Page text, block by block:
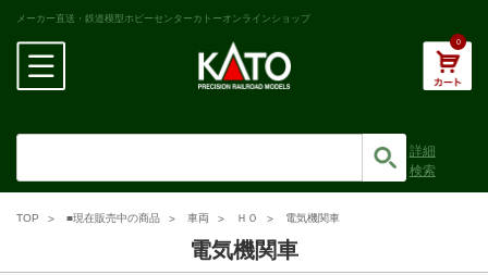
メーカー直送・鉄道模型ホビーセンターカトーオンラインショップ
0
詳細
検索
TOP ■現在販売中の商品 車両 ＨＯ 電気機関車
電気機関車